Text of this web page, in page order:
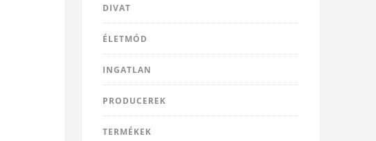
DIVAT
ÉLETMÓD
INGATLAN
PRODUCEREK
TERMÉKEK